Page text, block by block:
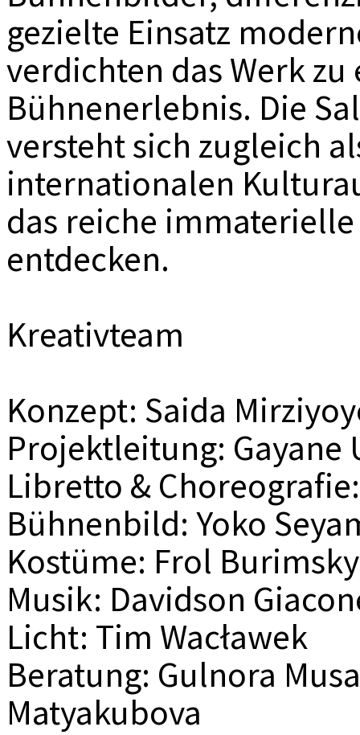
gezielte Einsatz
verdichten das Werk
Bühnenerlebnis. Die
versteht sich zugleich
internationalen
das reiche
entdecken.
Kreativteam
Konzept: Saida
Projektleitung: Gayane
Libretto &
Bühnenbild: Yoko
Kostüme: Frol Burimsky
Musik: Davidson
Licht: Tim Wacławek
Beratung: Gulnora
Matyakubova